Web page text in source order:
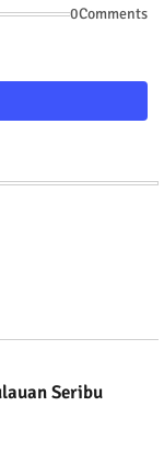
0Comments
Seribu